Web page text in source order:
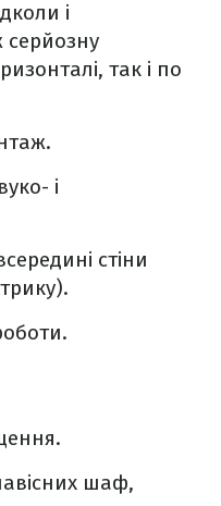
і
серйозну
так і по
і
стіни
шаф,